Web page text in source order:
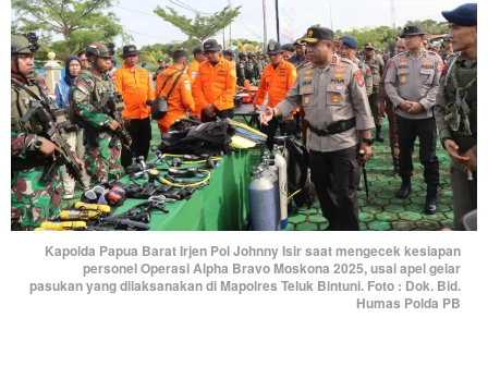
Kapolda Papua Barat Irjen Pol Johnny Isir saat mengecek kesiapan
personel Operasi Alpha Bravo Moskona 2025, usai apel gelar
pasukan yang dilaksanakan di Mapolres Teluk Bintuni. Foto : Dok. Bid.
Humas Polda PB